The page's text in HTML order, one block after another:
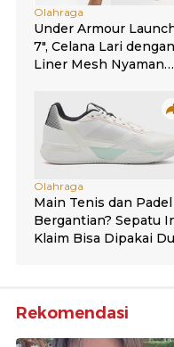
Rekomendasi